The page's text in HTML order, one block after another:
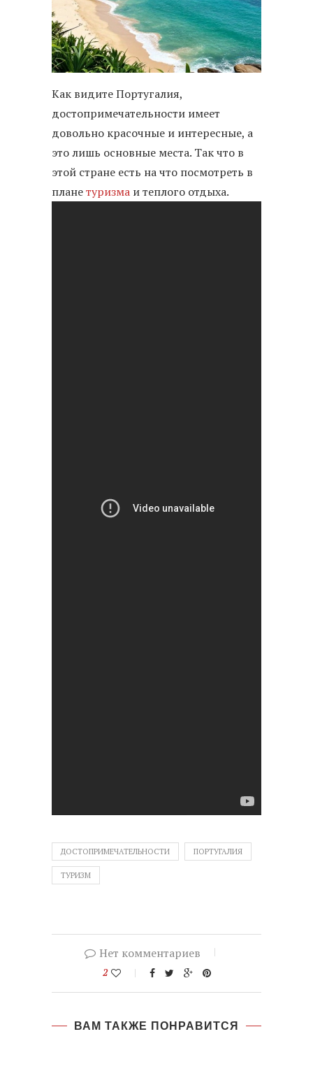
Как видите Португалия,
достопримечательности имеет
довольно красочные и интересные, а
это лишь основные места. Так что в
этой стране есть на что посмотреть в
планетуризма и теплого отдыха.
ДОСТОПРИМЕЧАТЕЛЬНОСТИ ПОРТУГАЛИЯ
ТУРИЗМ
Нет комментариев
2
ВАМ ТАКЖЕ ПОНРАВИТСЯ